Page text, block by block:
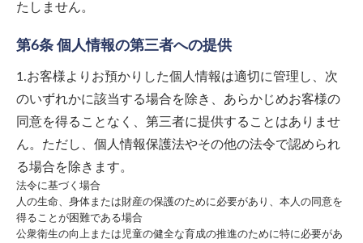
たしません。
第6条 個人情報の第三者への提供
1.お客様よりお預かりした個人情報は適切に管理し、次
のいずれかに該当する場合を除き、あらかじめお客様の
同意を得ることなく、第三者に提供することはありませ
ん。ただし、個人情報保護法やその他の法令で認められ
る場合を除きます。
法令に基づく場合
人の生命、身体または財産の保護のために必要があり、本人の同意を
得ることが困難である場合
公衆衛生の向上または児童の健全な育成の推進のために特に必要があ